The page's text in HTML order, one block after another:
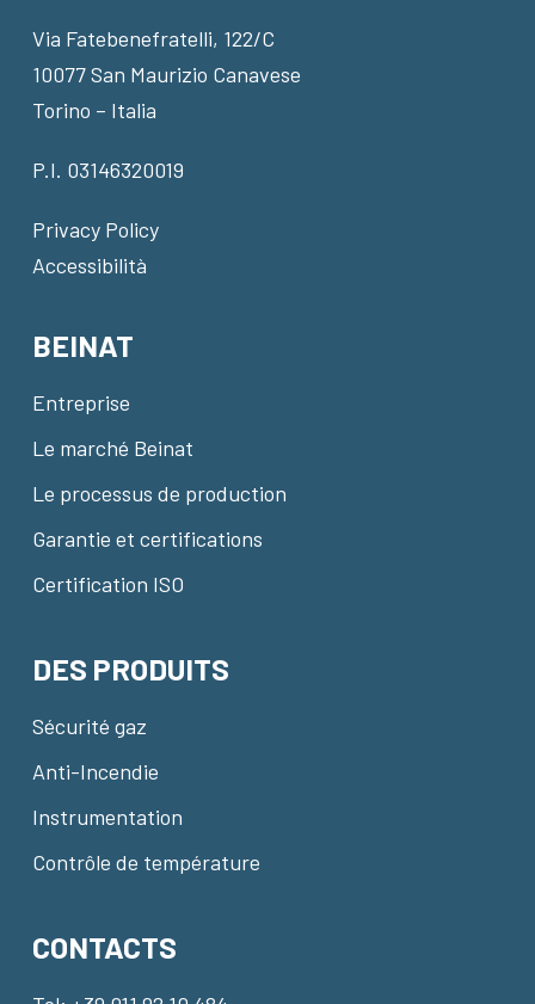
Via Fatebenefratelli, 122/C
10077 San Maurizio Canavese
Torino – Italia
P.I. 03146320019
Privacy Policy
Accessibilità
BEINAT
Entreprise
Le marché Beinat
Le processus de production
Garantie et certifications
Certification ISO
DES PRODUITS
Sécurité gaz
Anti-Incendie
Instrumentation
Contrôle de température
CONTACTS